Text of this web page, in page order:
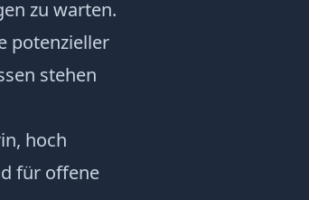
zu warten.
potenzieller
stehen
hoch
für offene